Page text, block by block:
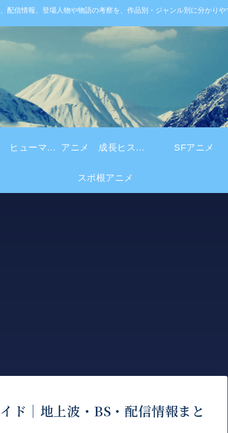
配信情報、登場人物や物語の考察を、作品別・ジャンル別に分かりや
アニメ ヒューマンドラマ アニメ 成長ヒストリー SFアニメ
スポ根アニメ
ド｜地上波・BS・配信情報まと